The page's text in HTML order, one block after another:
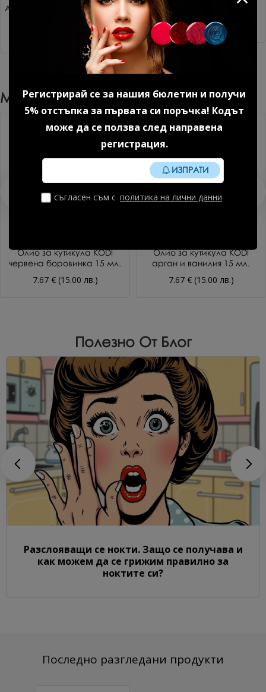
Регистрирай се за нашия бюлетин и получи
5% отстъпка за първата си поръчка! Кодът
може да се ползва след направена
регистрация.
ИЗПРАТИ
съгласен съм с политика на лични данни
Акригел Sparkle mood №1 15
14.85 € (29.04 лв.)
Дехидратор 15 мл.
8.18 € (16.00 лв.)
Може Да Харесате Още
Олио за кутикула KODI
червена боровинка 15 мл.
7.67 € (15.00 лв.)
Олио за кутикула KODI
арган и ванилия 15 мл.
7.67 € (15.00 лв.)
Полезно От Блог
Разслояващи се нокти. Защо се получава и
как можем да се грижим правилно за
ноктите си?
Последно разгледани продукти